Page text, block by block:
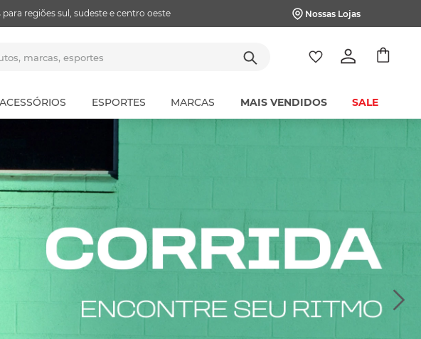
regiões sul, sudeste e centro oeste Nossas Lojas
ACESSÓRIOS ESPORTES MARCAS MAIS VENDIDOS SALE